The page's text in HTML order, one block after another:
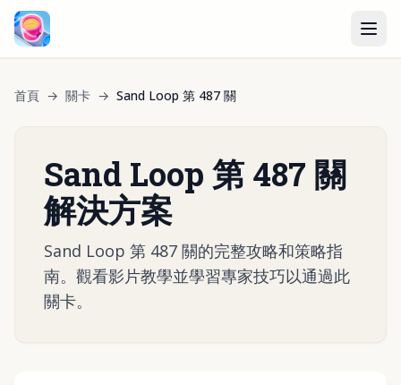
首頁 → 關卡 → Sand Loop 第 487 關
Sand Loop 第 487 關
解決方案
Sand Loop 第 487 關的完整攻略和策略指
南。觀看影片教學並學習專家技巧以通過此
關卡。